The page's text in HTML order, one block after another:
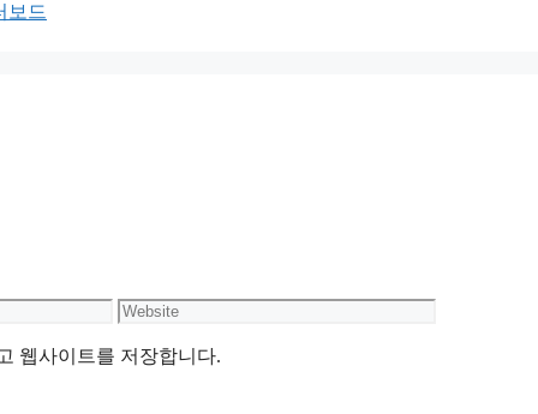
보드
Website
웹사이트를 저장합니다.